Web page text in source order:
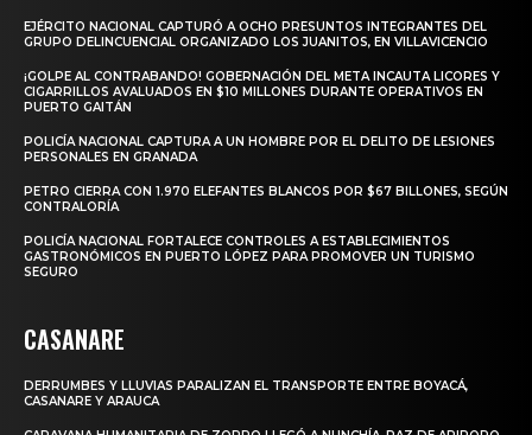
EJÉRCITO NACIONAL CAPTURÓ A OCHO PRESUNTOS INTEGRANTES DEL
GRUPO DELINCUENCIAL ORGANIZADO LOS JUANITOS, EN VILLAVICENCIO
¡GOLPE AL CONTRABANDO! GOBERNACIÓN DEL META INCAUTA LICORES Y
CIGARRILLOS AVALUADOS EN $10 MILLONES DURANTE OPERATIVOS EN
PUERTO GAITÁN
POLICÍA NACIONAL CAPTURA A UN HOMBRE POR EL DELITO DE LESIONES
PERSONALES EN GRANADA
PETRO CIERRA CON 1.970 ELEFANTES BLANCOS POR $67 BILLONES, SEGÚN
CONTRALORÍA
POLICÍA NACIONAL FORTALECE CONTROLES A ESTABLECIMIENTOS
GASTRONÓMICOS EN PUERTO LÓPEZ PARA PROMOVER UN TURISMO
SEGURO
CASANARE
DERRUMBES Y LLUVIAS PARALIZAN EL TRANSPORTE ENTRE BOYACÁ,
CASANARE Y ARAUCA